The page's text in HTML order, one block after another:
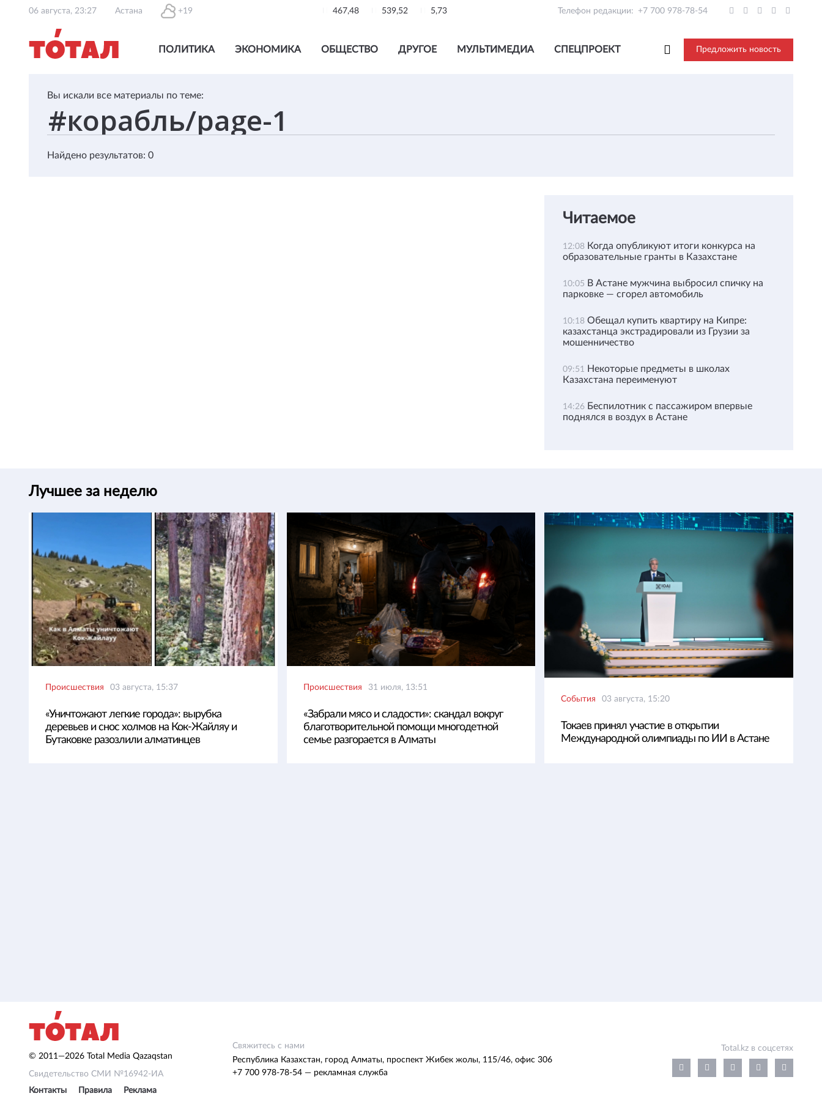
06 августа, 23:27 Астана +19 467,48 539,52 5,73 Телефон редакции: +7 700 978-78-54
ПОЛИТИКА ЭКОНОМИКА ОБЩЕСТВО ДРУГОЕ МУЛЬТИМЕДИА СПЕЦПРОЕКТ Предложить новость
Вы искали все материалы по теме:
Найдено результатов: 0
Читаемое
12:08 Когда опубликуют итоги конкурса на
образовательные гранты в Казахстане
10:05 В Астане мужчина выбросил спичку на
парковке — сгорел автомобиль
10:18 Обещал купить квартиру на Кипре:
казахстанца экстрадировали из Грузии за
мошенничество
09:51 Некоторые предметы в школах
Казахстана переименуют
14:26 Беспилотник с пассажиром впервые
поднялся в воздух в Астане
Лучшее за неделю
Происшествия 03 августа, 15:37
«Уничтожают легкие города»: вырубка
деревьев и снос холмов на Кок-Жайляу и
Бутаковке разозлили алматинцев
Происшествия 31 июля, 13:51
«Забрали мясо и сладости»: скандал вокруг
благотворительной помощи многодетной
семье разгорается в Алматы
События 03 августа, 15:20
Токаев принял участие в открытии
Международной олимпиады по ИИ в Астане
© 2011—2026 Total Media Qazaqstan
Свидетельство СМИ №16942-ИА
Контакты
Правила Реклама
Свяжитесь с нами
Республика Казахстан, город Алматы, проспект Жибек жолы, 115/46, офис 306
+7 700 978-78-54 — рекламная служба
Total.kz в соцсетях